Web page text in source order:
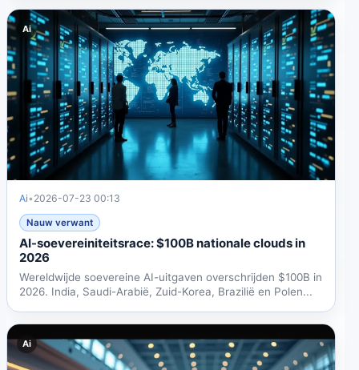
Ai
Ai• 2026-07-23 00:13
Nauw verwant
AI-soevereiniteitsrace: $100B nationale clouds in
2026
Wereldwijde soevereine AI-uitgaven overschrijden $100B in
2026. India, Saudi-Arabië, Zuid-Korea, Brazilië en Polen...
Ai